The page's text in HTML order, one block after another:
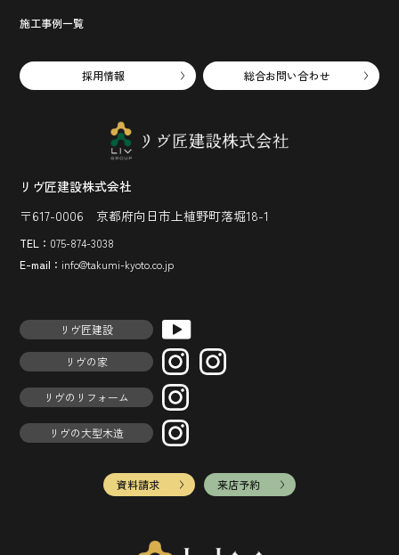
施工事例一覧
採用情報 総合お問い合わせ
リヴ匠建設株式会社
〒617-0006 京都府向日市上植野町落堀18-1
TEL： 075-874-3038
E-mail： info@takumi-kyoto.co.jp
リヴ匠建設
リヴの家
リヴのリフォーム
リヴの大型木造
資料請求 来店予約